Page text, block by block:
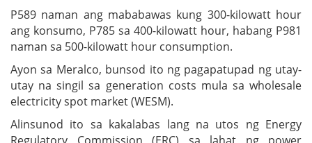
P589 naman ang mababawas kung 300-kilowatt hour
ang konsumo, P785 sa 400-kilowatt hour, habang P981
naman sa 500-kilowatt hour consumption.
Ayon sa Meralco, bunsod ito ng pagapatupad ng utay-
utay na singil sa generation costs mula sa wholesale
electricity spot market (WESM).
Alinsunod ito sa kakalabas lang na utos ng Energy